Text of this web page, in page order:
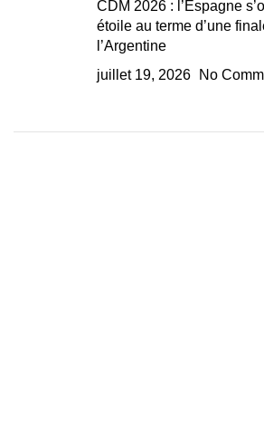
CDM 2026 : l’Espagne
étoile au terme d’une
l’Argentine
juillet 19, 2026
No